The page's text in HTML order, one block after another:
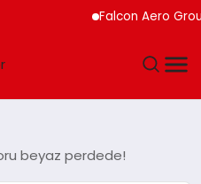
Falcon Aero Group,
beyaz perdede!